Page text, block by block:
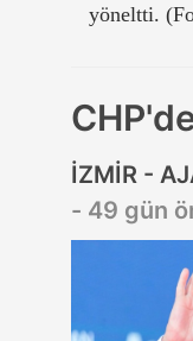
yöneltti.
İZMİR -
- 49 gün